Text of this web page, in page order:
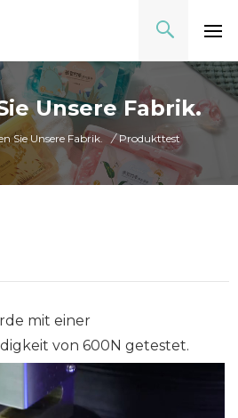
Unsere Fabrik.
Sie Unsere Fabrik. / Produkttest
mit einer
von 600N getestet.